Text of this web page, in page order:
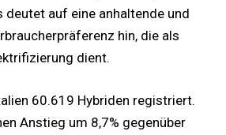
deutet auf eine anhaltende und
hin, die als
dient.
60.619 Hybriden registriert.
Anstieg um 8,7% gegenüber